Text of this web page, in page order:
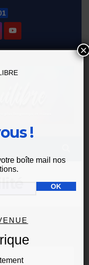
!
boîte mail nos
×